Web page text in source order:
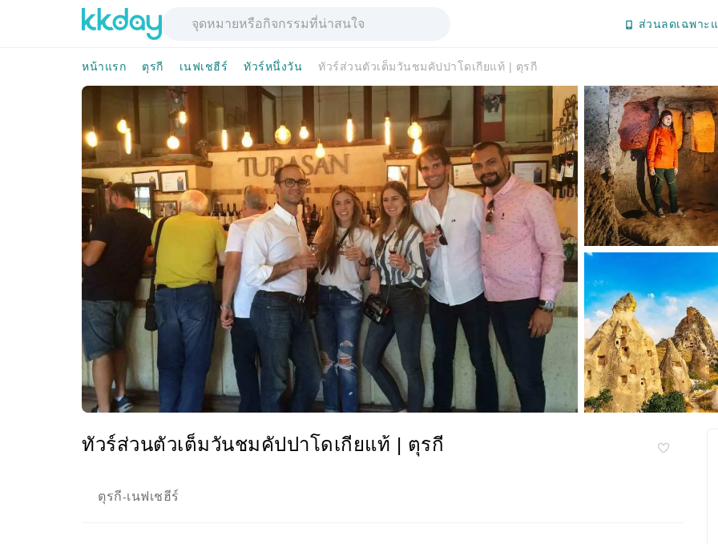
ส่วนลดเฉพาะ
หน้าแรก ตุรกี เนฟเชฮีร์ ทัวร์หนึ่งวัน ทัวร์ส่วนตัวเต็มวันชมคัปปาโดเกียแท้ | ตุรกี
ทัวร์ส่วนตัวเต็มวันชมคัปปาโดเกียแท้ | ตุรกี
ตุรกี-เนฟเชฮีร์